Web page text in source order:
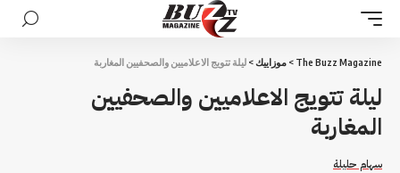
The Buzz Magazine
> موزاييك> ليلة تتويج الاعلاميين والصحفيين المغاربة
ليلة تتويج الاعلاميين والصحفيين
المغاربة
سهام حليلة